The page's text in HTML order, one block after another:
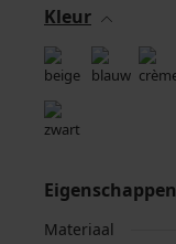
Kleur
Eigenschappen
Materiaal